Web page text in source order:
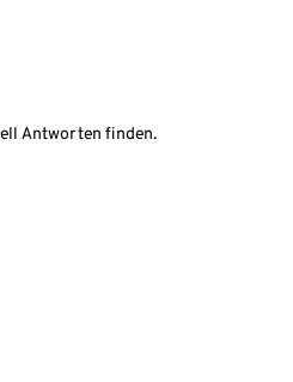
Antworten finden.